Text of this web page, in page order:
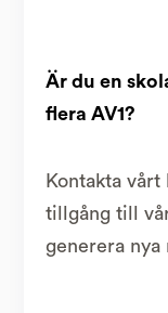
Är du en
flera AV1?
Kontakta
tillgång till
generera nya